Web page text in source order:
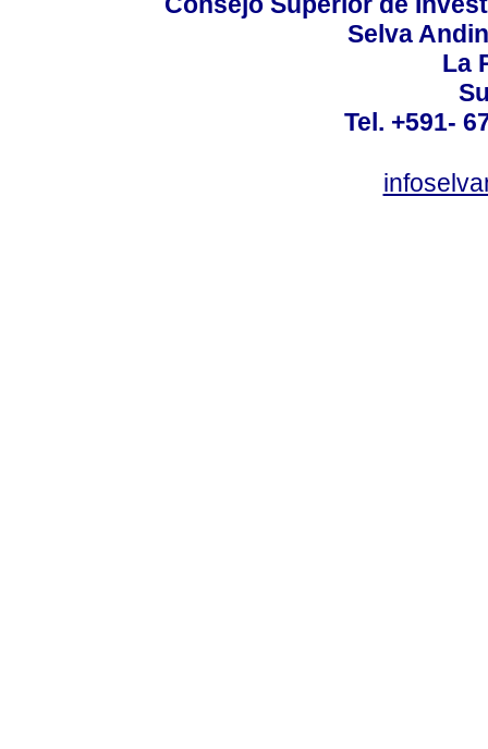
Selva
La
Tel. +591-